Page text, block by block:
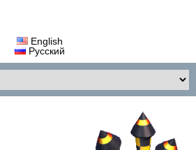
English
Русский